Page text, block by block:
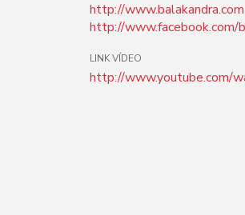
http://www.balakandra.com
http://www.facebook.com/
LINK VÍDEO
http://www.youtube.com/